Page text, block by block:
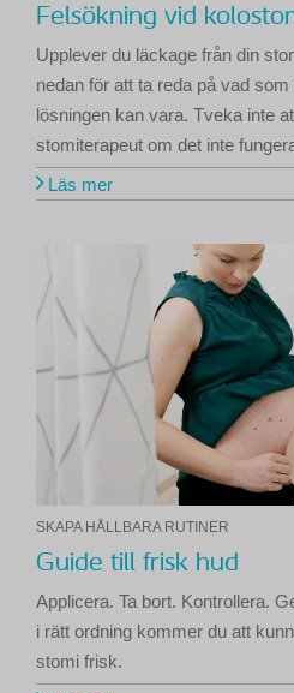
Felsökning vid
Upplever du läckage från din
nedan för att ta reda på vad
lösningen kan vara. Tveka inte
stomiterapeut om det inte
Läs mer
SKAPA HÅLLBARA RUTINER
Guide till frisk hud
Applicera. Ta bort. Kontrollera.
i rätt ordning kommer du att
stomi frisk.